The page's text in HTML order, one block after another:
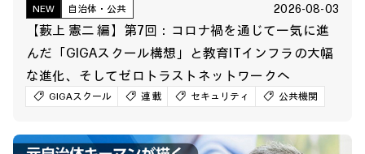
NEW 自治体・公共 2026-08-03
【藪上 憲二 編】第7回：コロナ禍を通じて一気に進
んだ「GIGAスクール構想」と教育ITインフラの大幅
な進化、そしてゼロトラストネットワークへ
GIGAスクール 連載 セキュリティ 公共機関